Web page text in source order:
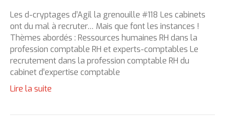
Les d-cryptages d’Agil la grenouille #118 Les cabinets
ont du mal à recruter… Mais que font les instances !
Thèmes abordés : Ressources humaines RH dans la
profession comptable RH et experts-comptables Le
recrutement dans la profession comptable RH du
cabinet d’expertise comptable
Lire la suite